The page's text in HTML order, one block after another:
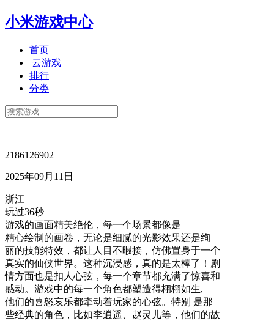
小米游戏中心
首页
云游戏
排行
分类
2186126902
2025年09月11日
浙江
玩过36秒
游戏的画面精美绝伦，每一个场景都像是
精心绘制的画卷，无论是细腻的光影效果还是绚
丽的技能特效，都让人目不暇接，仿佛置身于一个
真实的仙侠世界。这种沉浸感，真的是太棒了！剧
情方面也是扣人心弦，每一个章节都充满了惊喜和
感动。游戏中的每一个角色都塑造得栩栩如生,
他们的喜怒哀乐都牵动着玩家的心弦。特别 是那
些经典的角色，比如李逍遥、赵灵儿等，他们的故